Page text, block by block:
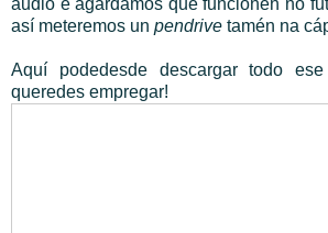
audio e agardamos que funcionen no
así meteremos un pendrive tamén na
Aquí podedesde descargar todo
queredes empregar!